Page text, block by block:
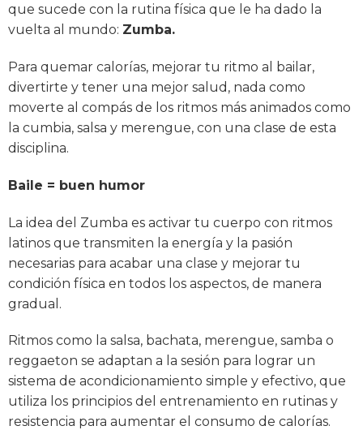
que sucede con la rutina física que le ha dado la
vuelta al mundo: Zumba.
Para quemar calorías, mejorar tu ritmo al bailar,
divertirte y tener una mejor salud, nada como
moverte al compás de los ritmos más animados como
la cumbia, salsa y merengue, con una clase de esta
disciplina.
Baile = buen humor
La idea del Zumba es activar tu cuerpo con ritmos
latinos que transmiten la energía y la pasión
necesarias para acabar una clase y mejorar tu
condición física en todos los aspectos, de manera
gradual.
Ritmos como la salsa, bachata, merengue, samba o
reggaeton se adaptan a la sesión para lograr un
sistema de acondicionamiento simple y efectivo, que
utiliza los principios del entrenamiento en rutinas y
resistencia para aumentar el consumo de calorías.